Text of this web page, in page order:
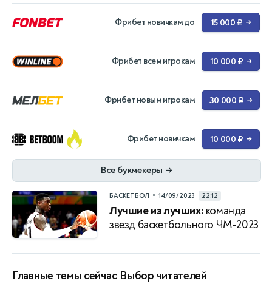
Фрибет новичкам до 15 000 ₽ →
Фрибет всем игрокам 10 000 ₽ →
Фрибет новым игрокам 30 000 ₽ →
Фрибет новичкам 10 000 ₽ →
Все букмекеры →
БАСКЕТБОЛ • 14/09/2023 22:12
Лучшие из лучших: команда
звезд баскетбольного ЧМ-2023
Главные темы сейчас Выбор читателей